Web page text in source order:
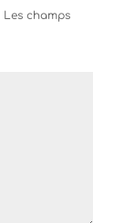
Les champs